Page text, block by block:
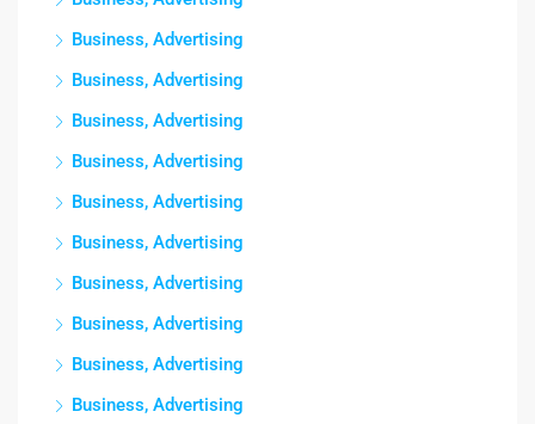
Business, Advertising
Business, Advertising
Business, Advertising
Business, Advertising
Business, Advertising
Business, Advertising
Business, Advertising
Business, Advertising
Business, Advertising
Business, Advertising